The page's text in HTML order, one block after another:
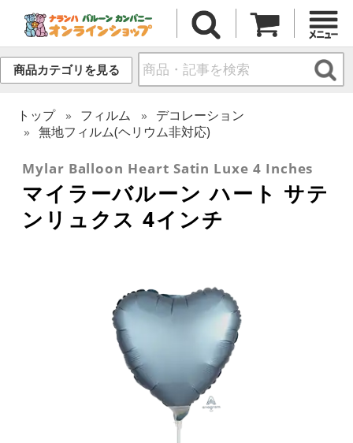
商品カテゴリを見る
トップ フィルム
デコレーション
無地フィルム(ヘリウム非対応)
Mylar Balloon Heart Satin Luxe 4 Inches
マイラーバルーン ハート サテ
ンリュクス 4インチ